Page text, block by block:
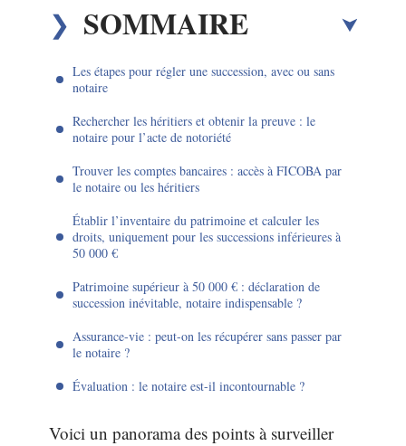
SOMMAIRE
Les étapes pour régler une succession, avec ou sans
notaire
Rechercher les héritiers et obtenir la preuve : le
notaire pour l’acte de notoriété
Trouver les comptes bancaires : accès à FICOBA par
le notaire ou les héritiers
Établir l’inventaire du patrimoine et calculer les
droits, uniquement pour les successions inférieures à
50 000 €
Patrimoine supérieur à 50 000 € : déclaration de
succession inévitable, notaire indispensable ?
Assurance-vie : peut-on les récupérer sans passer par
le notaire ?
Évaluation : le notaire est-il incontournable ?
Voici un panorama des points à surveiller